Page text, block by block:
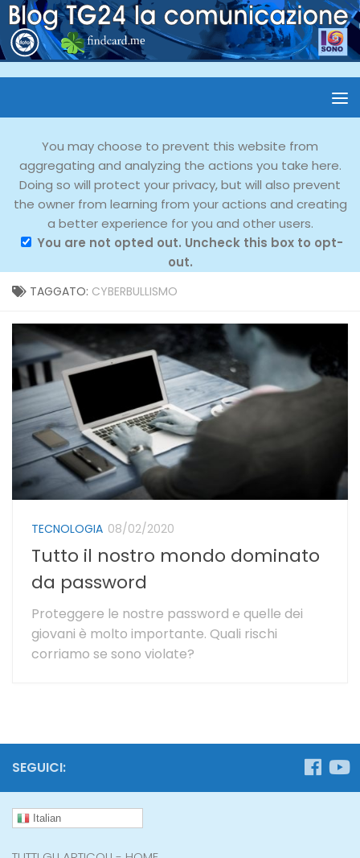
You may choose to prevent this website from
aggregating and analyzing the actions you take here.
Doing so will protect your privacy, but will also prevent
the owner from learning from your actions and creating
a better experience for you and other users.
You are not opted out. Uncheck this box to opt-
out.
TAGGATO: CYBERBULLISMO
TECNOLOGIA 08/02/2020
Tutto il nostro mondo dominato
da password
Proteggere le nostre password e quelle dei
giovani è molto importante. Quali rischi
corriamo se sono violate?
SEGUICI:
Italian